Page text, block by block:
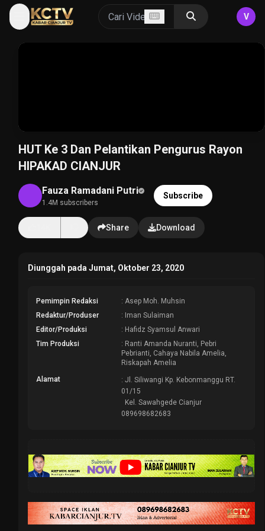
V
HUT Ke 3 Dan Pelantikan Pengurus Rayon
HIPAKAD CIANJUR
Fauza Ramadani Putri
1.4M subscribers
Subscribe
Share Download
Diunggah pada Jumat, Oktober 23, 2020
Pemimpin Redaksi
: Asep Moh. Muhsin
Redaktur/Produser
: Iman Sulaiman
Editor/Produksi
: Hafidz Syamsul Anwari
Tim Produksi
: Ranti Amanda Nuranti, Pebri
Pebrianti, Cahaya Nabila Amelia,
Riskapah Amelia
Alamat
: Jl. Siliwangi Kp. Kebonmanggu RT.
01/15
Kel. Sawahgede Cianjur
089698682683